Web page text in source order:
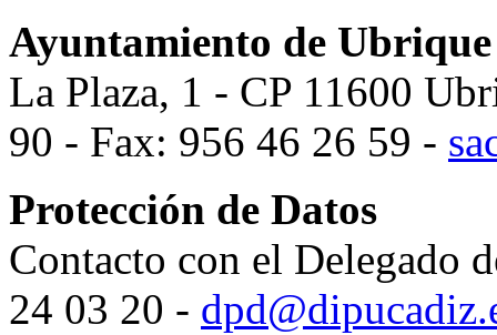
Ayuntamiento de Ubrique
La Plaza, 1 - CP 11600
90 - Fax: 956 46 26 59 -
Protección de Datos
Contacto con el Delegado
24 03 20 -